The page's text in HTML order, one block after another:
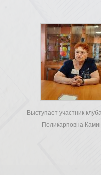
Выступает участник
Поликарповна